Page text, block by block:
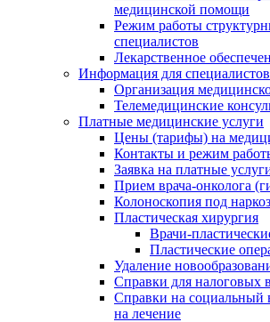
медицинской помощи
Режим работы
специалистов
Лекарственное
Информация для специалистов
Организация
Телемедицинские
Платные медицинские услуги
Цены (тарифы) на
Контакты и режим
Заявка на платные
Прием врача-онколога
Колоноскопия под
Пластическая хирургия
Врачи-
Пластические
Удаление
Справки для налоговых
Справки на социальный
на лечение